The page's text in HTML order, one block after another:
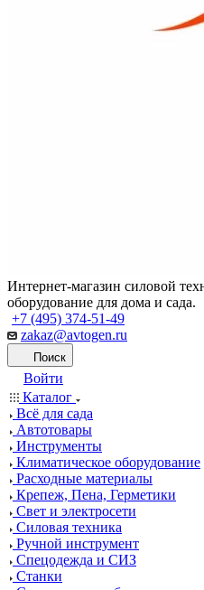
Интернет-магазин силовой
оборудование для дома и сада.
+7 (495) 374-51-49
zakaz@avtogen.ru
Поиск
Войти
Каталог
Всё для сада
Автотовары
Инструменты
Климатическое оборудование
Расходные материалы
Крепеж, Пена, Герметики
Свет и электросети
Силовая техника
Ручной инструмент
Спецодежда и СИЗ
Станки